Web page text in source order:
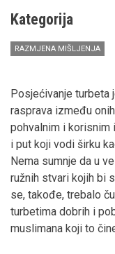
Kategorija
RAZMJENA MIŠLJENJA
Posjećivanje turbeta
rasprava između
pohvalnim i korisnim
i put koji vodi širku
Nema sumnje da u
ružnih stvari kojih bi
se, takođe, trebalo
turbetima dobrih i
muslimana koji to